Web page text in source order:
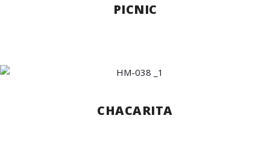
PICNIC
CHACARITA